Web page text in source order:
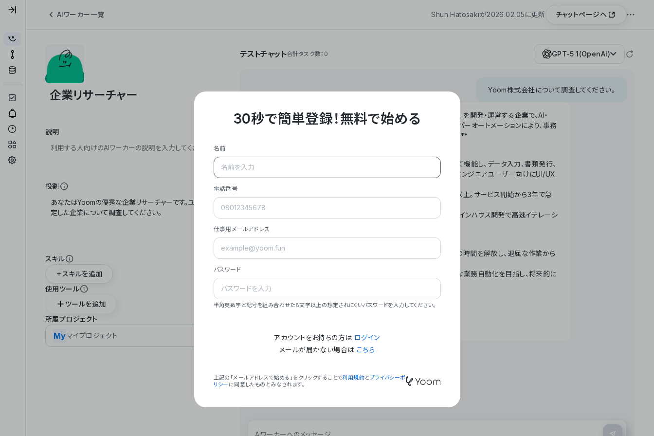
AIワーカー一覧 Shun Hatosakiが2026.02.05に更新 チャットページへ
説明
役割
スキル
スキルを追加
使用ツール
ツールを追加
所属プロジェクト
Myマイプロジェクト
テストチャット合計タスク数：0 GPT-5.1(OpenAI)
Yoom株式会社について調査してください。
**Yoom株式会社は、ビジネスオートメーションSaaS「Yoom」を開発・運営する企業で、AI・
API・RPA・OCRなどの技術をノーコードで組み合わせたハイパーオートメーションにより、事務
作業やデスクワークを自動化するサービスを提供しています。**
- **主力プロダクト「Yoom」**: SaaS連携データベースとして機能し、データ入力、書類発行、
メール対応、請求書処理、日報作成などの業務を自動化。非エンジニアユーザー向けにUI/UX
- **実績**: 国内利用社数20,000社超、直近成長率300%以上。サービス開始から3年で急
- **強み**: すべての自動化技術を1プラットフォームで完結。インハウス開発で高速イテレーシ
- **ミッション**: 「We Make Time」 – テクノロジーで人々の時間を解放し、退屈な作業から
- **ビジョン**: 「Global Business Automation」 – 世界的な業務自動化を目指し、将来的に
### 会社概要
30秒で簡単登録！無料で始める
名前
電話番号
仕事用メールアドレス
パスワード
半角英数字と記号を組み合わせた8文字以上の想定されにくいパスワードを入力してください。
アカウントをお持ちの方は ログイン
メールが届かない場合は こちら
上記の「メールアドレスで始める」をクリックすることで利用規約とプライバシーポ
リシー に同意したものとみなされます。